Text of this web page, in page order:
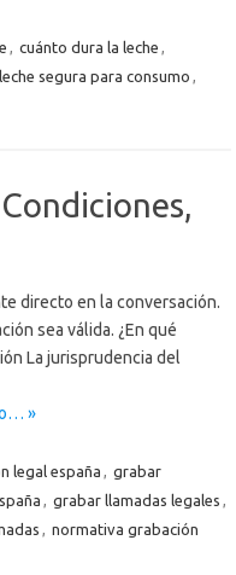
, cuánto dura la leche ,
leche segura para consumo ,
directo en la conversación.
sea válida. ¿En qué
La jurisprudencia del
»
legal españa , grabar
, grabar llamadas legales ,
, normativa grabación